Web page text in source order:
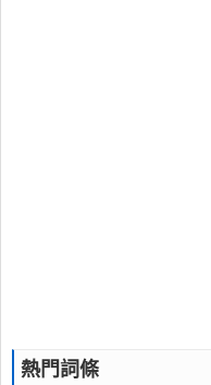
熱門詞條